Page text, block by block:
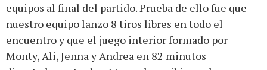
equipos al final del partido. Prueba de ello fue que
nuestro equipo lanzo 8 tiros libres en todo el
encuentro y que el juego interior formado por
Monty, Ali, Jenna y Andrea en 82 minutos